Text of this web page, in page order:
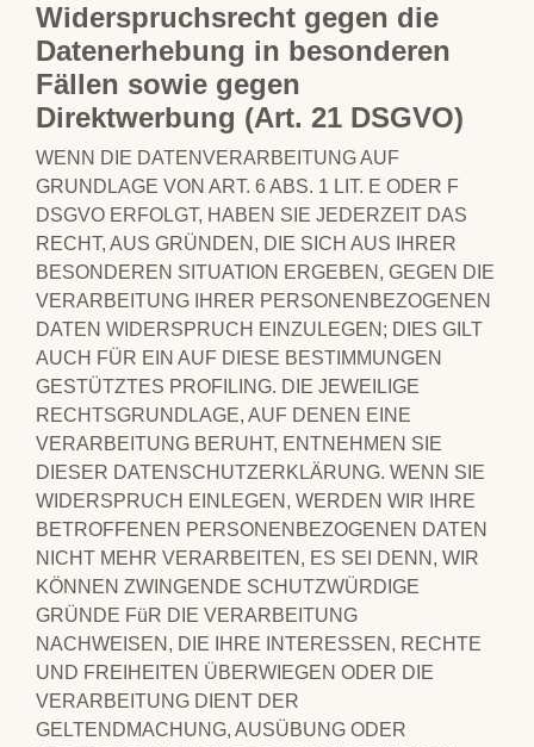
Widerspruchsrecht gegen die
Datenerhebung in besonderen
Fällen sowie gegen
Direktwerbung (Art. 21 DSGVO)
WENN DIE DATENVERARBEITUNG AUF
GRUNDLAGE VON ART. 6 ABS. 1 LIT. E ODER F
DSGVO ERFOLGT, HABEN SIE JEDERZEIT DAS
RECHT, AUS GRÜNDEN, DIE SICH AUS IHRER
BESONDEREN SITUATION ERGEBEN, GEGEN DIE
VERARBEITUNG IHRER PERSONENBEZOGENEN
DATEN WIDERSPRUCH EINZULEGEN; DIES GILT
AUCH FÜR EIN AUF DIESE BESTIMMUNGEN
GESTÜTZTES PROFILING. DIE JEWEILIGE
RECHTSGRUNDLAGE, AUF DENEN EINE
VERARBEITUNG BERUHT, ENTNEHMEN SIE
DIESER DATENSCHUTZERKLÄRUNG. WENN SIE
WIDERSPRUCH EINLEGEN, WERDEN WIR IHRE
BETROFFENEN PERSONENBEZOGENEN DATEN
NICHT MEHR VERARBEITEN, ES SEI DENN, WIR
KÖNNEN ZWINGENDE SCHUTZWÜRDIGE
GRÜNDE FüR DIE VERARBEITUNG
NACHWEISEN, DIE IHRE INTERESSEN, RECHTE
UND FREIHEITEN ÜBERWIEGEN ODER DIE
VERARBEITUNG DIENT DER
GELTENDMACHUNG, AUSÜBUNG ODER